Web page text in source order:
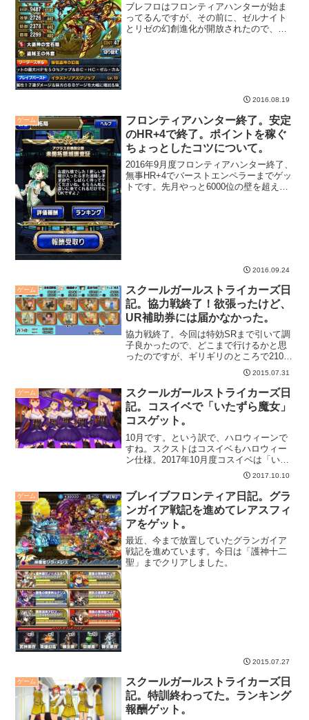
ブレフロはフロンティアハンターが始ま
ってるんですが、その前に、ゼルナイト
とリゼの幻創進化が開放されたので、早
2016.08.19
ゲーム
フロンティアハンター終了。安定
のHR+4で終了。ポイントを稼ぐ
ちょっとしたコツについて。
2016年9月度フロンティアハンター終了、
無事HR+4でバーストエンペラーまでゲッ
トです。先月やっと6000位の壁を超えま
2016.09.24
ゲーム
スクールガールストライカーズ日
記。協力戦終了！欲張ったけど、
UR補助券には届かなかった。
協力戦終了。今回は特効SRまで引いて調
子良かったので、どこまで行けるかと思
ったのですが、ギリギリのところで21000
位のUR補助券には届かずじまいでした。
2015.07.31
ゲーム
スクールガールストライカーズ日
記。コスイベで「いたずら魔女」
コスゲット。
10月です。という訳で、ハロウィーンで
すね。スクストはコスイベもハロウィー
ン仕様。2017年10月度コスイベは「いた
ずら魔女」コスをゲットです。 2017.10.10
ゲーム
ブレイブフロンティア日記。グラ
ンガイア戦記を進めてレアスフィ
アをゲット。
最近、今まで放置していたグランガイア
戦記を進めています。今日は「護神十二
聖」までクリアしました。
2015.07.27
ゲーム
スクールガールストライカーズ日
記。特訓終わってた。ランキング
報酬ゲット。